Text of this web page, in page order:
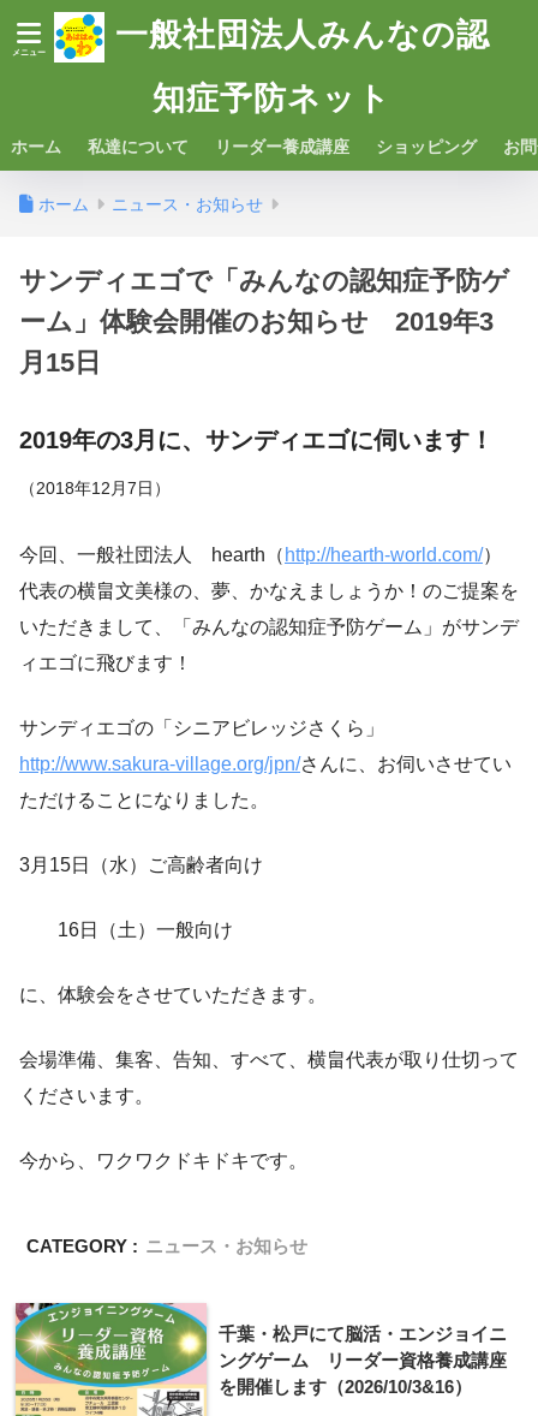
一般社団法人みんなの認
知症予防ネット
ホーム 私達について リーダー養成講座 ショッピング お
ホーム ニュース・お知らせ
サンディエゴで「みんなの認知症予防ゲ
ーム」体験会開催のお知らせ 2019年3
月15日
2019年の3月に、サンディエゴに伺います！
（2018年12月7日）
今回、一般社団法人 hearth（ http://hearth-world.com/）
代表の横畠文美様の、夢、かなえましょうか！のご提案を
いただきまして、「みんなの認知症予防ゲーム」がサンデ
ィエゴに飛びます！
サンディエゴの「シニアビレッジさくら」
http://www.sakura-village.org/jpn/さんに、お伺いさせてい
ただけることになりました。
3月15日（水）ご高齢者向け
16日（土）一般向け
に、体験会をさせていただきます。
会場準備、集客、告知、すべて、横畠代表が取り仕切って
くださいます。
今から、ワクワクドキドキです。
CATEGORY : ニュース・お知らせ
千葉・松戸にて脳活・エンジョイニ
ングゲーム リーダー資格養成講座
を開催します（2026/10/3&16）